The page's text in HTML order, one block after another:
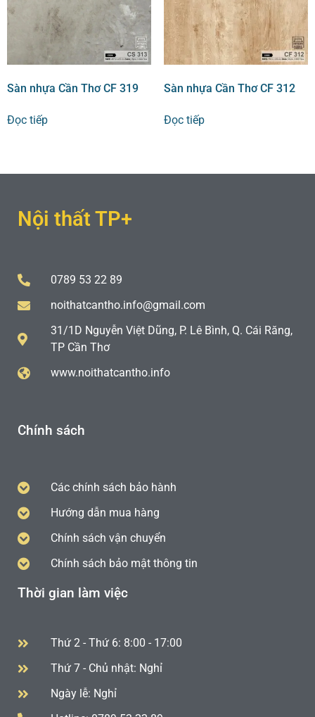
Sàn nhựa Cần Thơ CF 319
Đọc tiếp
Sàn nhựa Cần Thơ CF 312
Đọc tiếp
Nội thất TP+
0789 53 22 89
noithatcantho.info@gmail.com
31/1D Nguyễn Việt Dũng, P. Lê Bình, Q. Cái Răng,
TP Cần Thơ
www.noithatcantho.info
Chính sách
Các chính sách bảo hành
Hướng dẫn mua hàng
Chính sách vận chuyển
Chính sách bảo mật thông tin
Thời gian làm việc
Thứ 2 - Thứ 6: 8:00 - 17:00
Thứ 7 - Chủ nhật: Nghỉ
Ngày lễ: Nghỉ